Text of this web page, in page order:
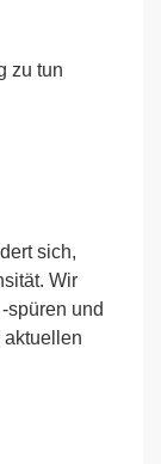
zu tun
sich,
Wir
spüren und
aktuellen